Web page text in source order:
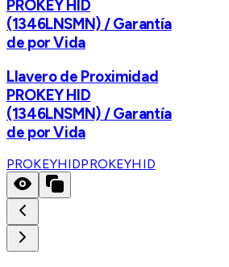
PROKEY HID
(1346LNSMN) / Garantía
de por Vida
Llavero de Proximidad
PROKEY HID
(1346LNSMN) / Garantía
de por Vida
PROKEYHIDPROKEYHID